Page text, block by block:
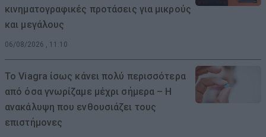
κινηματογραφικές προτάσεις για μικρούς
και μεγάλους
06/08/2026 , 11:10
Το Viagra ίσως κάνει πολύ περισσότερα
από όσα γνωρίζαμε μέχρι σήμερα – Η
ανακάλυψη που ενθουσιάζει τους
επιστήμονες